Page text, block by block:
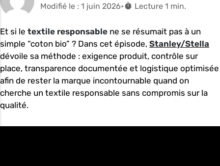
Modifié le : 1 juin 2026
Lecture 1 min.
Et si le textile responsable ne se résumait pas à un
simple “coton bio” ? Dans cet épisode, Stanley/Stella
dévoile sa méthode : exigence produit, contrôle sur
place, transparence documentée et logistique optimisée
afin de rester la marque incontournable quand on
cherche un textile responsable sans compromis sur la
qualité.